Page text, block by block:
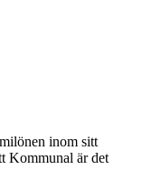
inom sitt
Kommunal är det